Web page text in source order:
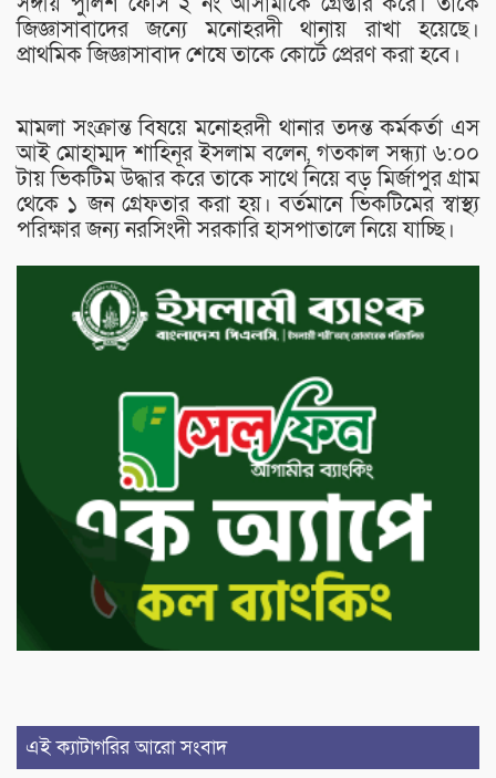
জিজ্ঞাসাবাদের জন্যে মনোহরদী থানায় রাখা হয়েছে।
প্রাথমিক জিজ্ঞাসাবাদ শেষে তাকে কোর্টে প্রেরণ করা হবে।
মামলা সংক্রান্ত বিষয়ে মনোহরদী থানার তদন্ত কর্মকর্তা এস
আই মোহাম্মদ শাহিনূর ইসলাম বলেন, গতকাল সন্ধ্যা ৬:০০
টায় ভিকটিম উদ্ধার করে তাকে সাথে নিয়ে বড় মির্জাপুর গ্রাম
থেকে ১ জন গ্রেফতার করা হয়। বর্তমানে ভিকটিমের স্বাস্থ্য
পরিক্ষার জন্য নরসিংদী সরকারি হাসপাতালে নিয়ে যাচ্ছি।
এই ক্যাটাগরির আরো সংবাদ